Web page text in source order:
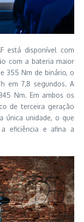
está disponível com
com a bateria maior
355 Nm de binário, o
em 7,8 segundos. A
Nm. Em ambos os
de terceira geração
única unidade, o que
eficiência e afina a